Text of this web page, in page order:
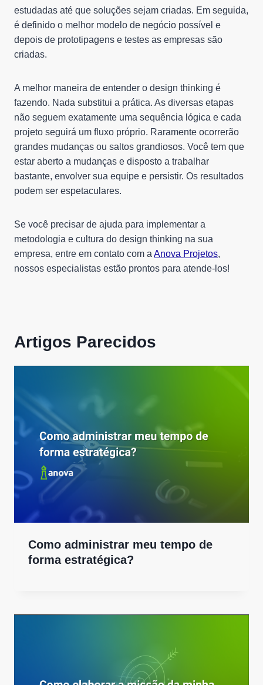
estudadas até que soluções sejam criadas. Em seguida,
é definido o melhor modelo de negócio possível e
depois de prototipagens e testes as empresas são
criadas.
A melhor maneira de entender o design thinking é
fazendo. Nada substitui a prática. As diversas etapas
não seguem exatamente uma sequência lógica e cada
projeto seguirá um fluxo próprio. Raramente ocorrerão
grandes mudanças ou saltos grandiosos. Você tem que
estar aberto a mudanças e disposto a trabalhar
bastante, envolver sua equipe e persistir. Os resultados
podem ser espetaculares.
Se você precisar de ajuda para implementar a
metodologia e cultura do design thinking na sua
empresa, entre em contato com a Anova Projetos,
nossos especialistas estão prontos para atende-los!
Artigos Parecidos
Como administrar meu tempo de
forma estratégica?